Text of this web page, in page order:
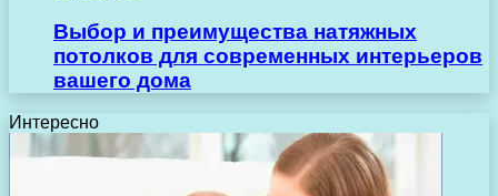
Выбор и преимущества натяжных
потолков для современных интерьеров
вашего дома
Интересно